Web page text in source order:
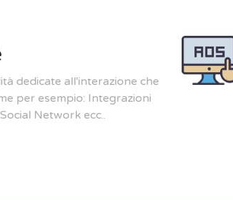
dedicate all'interazione che
per esempio: Integrazioni
Network ecc..